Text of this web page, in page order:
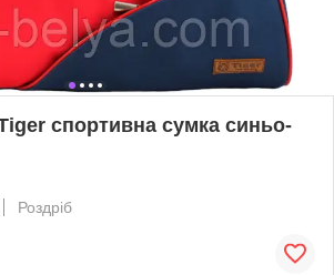
спортивна сумка синьо-
Роздріб